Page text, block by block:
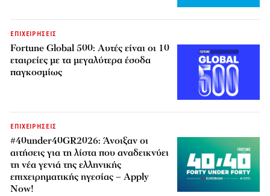
ΕΠΙΧΕΙΡΗΣΕΙΣ
Fortune Global 500: Αυτές είναι οι 10
εταιρείες με τα μεγαλύτερα έσοδα
παγκοσμίως
ΕΠΙΧΕΙΡΗΣΕΙΣ
#40under40GR2026: Άνοιξαν οι
αιτήσεις για τη λίστα που αναδεικνύει
τη νέα γενιά της ελληνικής
επιχειρηματικής ηγεσίας – Apply
Now!